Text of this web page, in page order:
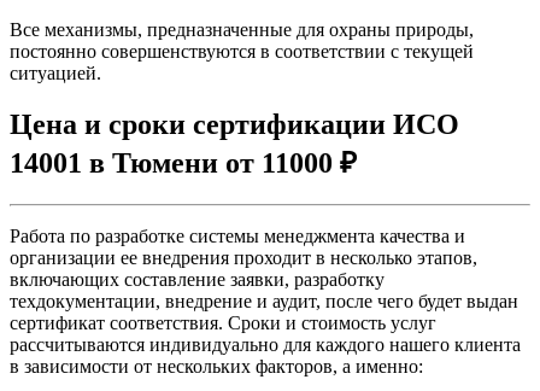
Все механизмы, предназначенные для охраны природы,
постоянно совершенствуются в соответствии с текущей
ситуацией.
Цена и сроки сертификации ИСО
14001 в Тюмени от 11000 ₽
Работа по разработке системы менеджмента качества и
организации ее внедрения проходит в несколько этапов,
включающих составление заявки, разработку
техдокументации, внедрение и аудит, после чего будет выдан
сертификат соответствия. Сроки и стоимость услуг
рассчитываются индивидуально для каждого нашего клиента
в зависимости от нескольких факторов, а именно: